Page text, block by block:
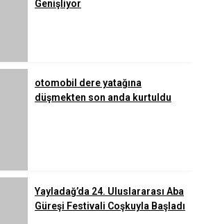
Genişliyor
otomobil dere yatağına
düşmekten son anda kurtuldu
Yayladağ’da 24. Uluslararası Aba
Güreşi Festivali Coşkuyla Başladı